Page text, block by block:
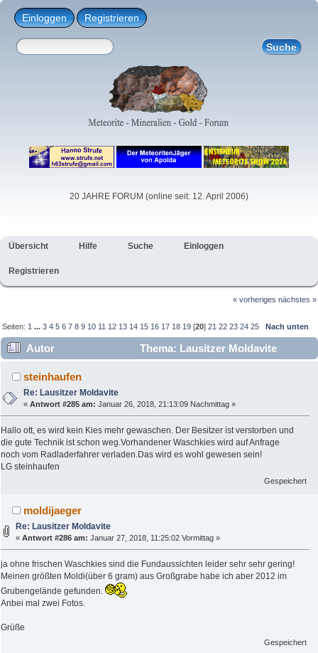
Einloggen Registrieren
20 JAHRE FORUM (online seit: 12. April 2006)
Übersicht Hilfe Suche Einloggen
Registrieren
« vorheriges nächstes »
Seiten: 1 ...3 4 5 6 7 8 9 10 11 12 13 14 15 16 17 18 19 [20]21 22 23 24 25 Nach unten
Autor
Thema: Lausitzer Moldavite
(Gelesen 236070 mal)
steinhaufen
Re: Lausitzer Moldavite
«Antwort #285 am: Januar 26, 2018, 21:13:09 Nachmittag »
Hallo ott, es wird kein Kies mehr gewaschen. Der Besitzer ist verstorben und
die gute Technik ist schon weg.Vorhandener Waschkies wird auf Anfrage
noch vom Radladerfahrer verladen.Das wird es wohl gewesen sein!
LG steinhaufen
Gespeichert
moldijaeger
Re: Lausitzer Moldavite
«Antwort #286 am: Januar 27, 2018, 11:25:02 Vormittag »
ja ohne frischen Waschkies sind die Fundaussichten leider sehr sehr gering!
Meinen größten Moldi(über 6 gram) aus Großgrabe habe ich aber 2012 im
Grubengelände gefunden.
Anbei mal zwei Fotos.
Grüße
Gespeichert